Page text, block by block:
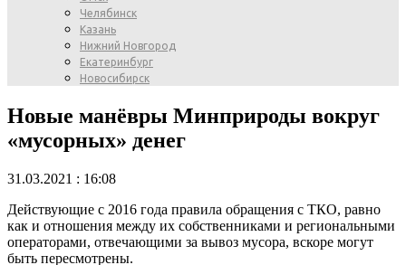
Челябинск
Казань
Нижний Новгород
Екатеринбург
Новосибирск
Новые манёвры Минприроды вокруг
«мусорных» денег
31.03.2021 : 16:08
Действующие с 2016 года правила обращения с ТКО, равно
как и отношения между их собственниками и региональными
операторами, отвечающими за вывоз мусора, вскоре могут
быть пересмотрены.